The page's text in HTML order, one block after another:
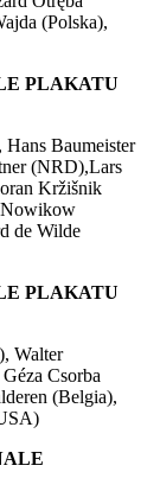
(Polska),
PLAKATU
Baumeister
(NRD),Lars
Kržišnik
Nowikow
de Wilde
PLAKATU
Walter
Csorba
(Belgia),